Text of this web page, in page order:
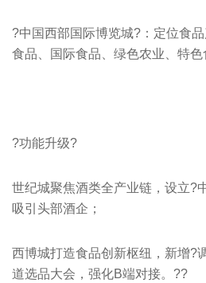
?中国西部国际博览城?：定位食
食品、国际食品、绿色农业、特色
?功能升级?
世纪城聚焦酒类全产业链，设立?
吸引头部酒企；
西博城打造食品创新枢纽，新增?
道选品大会，强化B端对接。??